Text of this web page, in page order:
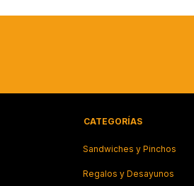
CATEGORÍAS
Sandwiches y Pinchos
Regalos y Desayunos